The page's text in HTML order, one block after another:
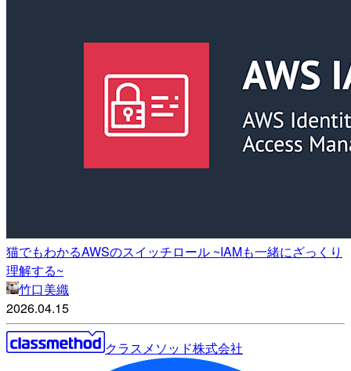
猫でもわかるAWSのスイッチロール ~IAMも一緒にざっくり
理解する~
竹口美織
2026.04.15
クラスメソッド株式会社